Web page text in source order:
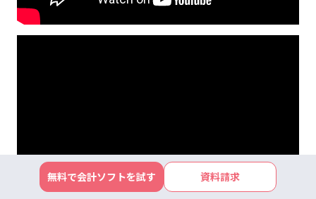
無料で会計ソフトを試す 資料請求